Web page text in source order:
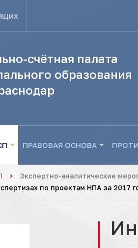
счётная палата
образования
ПРАВОВАЯ ОСНОВА
Экспертно-аналитические
по проектам НПА за 2017